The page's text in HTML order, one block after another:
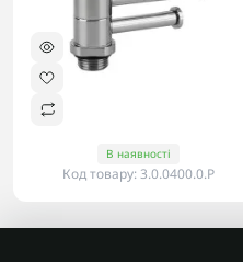
В наявності
Код товару: 3.0.0400.0.P